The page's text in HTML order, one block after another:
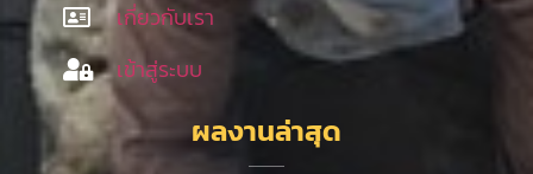
เกี่ยวกับเรา
เข้าสู่ระบบ
ผลงานล่าสุด